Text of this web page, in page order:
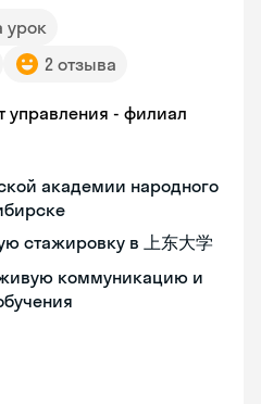
урок
2 отзыва
управления - филиал
академии народного
стажировку в 上东大学
коммуникацию и